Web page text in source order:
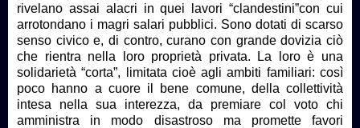
rivelano assai alacri in quei lavori “clandestini”con cui
arrotondano i magri salari pubblici. Sono dotati di scarso
senso civico e, di contro, curano con grande dovizia ciò
che rientra nella loro proprietà privata. La loro è una
solidarietà “corta”, limitata cioè agli ambiti familiari: così
poco hanno a cuore il bene comune, della collettività
intesa nella sua interezza, da premiare col voto chi
amministra in modo disastroso ma promette favori